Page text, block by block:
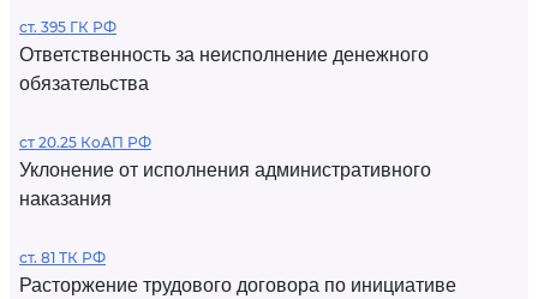
ст. 395 ГК РФ
Ответственность за неисполнение денежного
обязательства
ст 20.25 КоАП РФ
Уклонение от исполнения административного
наказания
ст. 81 ТК РФ
Расторжение трудового договора по инициативе